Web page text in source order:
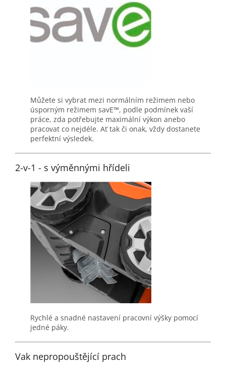
Můžete si vybrat mezi normálním režimem nebo
úsporným režimem savE™, podle podmínek vaší
práce, zda potřebujte maximální výkon anebo
pracovat co nejdéle. Ať tak či onak, vždy dostanete
perfektní výsledek.
2-v-1 - s výměnnými hřídeli
Rychlé a snadné nastavení pracovní výšky pomocí
jedné páky.
Vak nepropouštějící prach